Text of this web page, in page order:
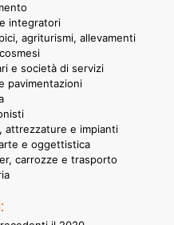
integratori
agriturismi, allevamenti
e società di servizi
pavimentazioni
attrezzature e impianti
e oggettistica
carrozze e trasporto